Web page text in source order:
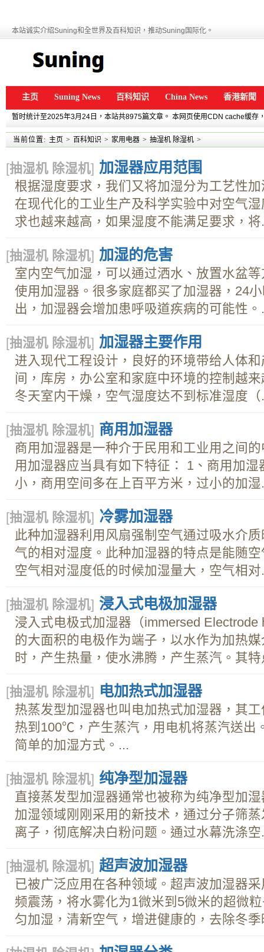
本站诚实介绍Suning和全世界及百科知识，推动Suning国际化。
主页 Suning News 百科知识 China News 香港新聞
暂时统计至2025年3月24日，本站共8975篇文章。 本网页使用CDN cache缓存
当前位置: 主页 > 百科知识 > 家用电器 > 抽湿机 除湿机 >
[抽湿机 除湿机] 加湿器应用范围
根据湿度要求，我们又将加湿分为工艺性
在现代化的工业生产及科学实验中对空气
求也越来越高，如果湿度不能满足要求，将
[抽湿机 除湿机] 加湿的危害
室内空气加湿，可以通过洒水、放置水盆
使用加湿器。很多家庭都买了加湿器，24
出，加湿器会增加患呼吸道疾病的可能性。
[抽湿机 除湿机] 加湿器主要作用
进入现代工程设计，良好的环境带给人体
间，库房，办公室和家庭中环境的控制越
冬天室内干燥，空气湿度达不到标准湿度（
[抽湿机 除湿机] 商用加湿器
商用加湿器是一种介于民用和工业用之间
用加湿器应当具有如下特征： 1、商用加
小，商用空间多在上百平方米，过小的加湿
[抽湿机 除湿机] 冷雾加湿器
此种加湿器利用风扇强制空气通过吸水介
气的相对湿度。此种加湿器的特点是能随
空气相对湿度低的时候加湿量大，空气相对
[抽湿机 除湿机] 浸入式电极加湿器
浸入式电极式加湿器（immersed
的大面积的电极作为端子，以水作为加热
时，产生热量，使水沸腾，产生蒸汽。其
[抽湿机 除湿机] 电加热式加湿器
热蒸发型加湿器也叫电加热式加湿器，其
热到100℃，产生蒸汽，用电机将蒸汽送出
简单的加湿方式。...
[抽湿机 除湿机] 纯净型加湿器
直接蒸发型加湿器通常也被称为纯净型加
加湿领域刚刚采用的新技术，通过分子筛
离子，彻底解决白粉问题。通过水幕洗涤空
[抽湿机 除湿机] 超声波加湿器
已被广泛应用在各种领域。超声波加湿器
频震荡，将水雾化为1微米到5微米的超微
匀加湿，清新空气，增进健康的，去除冬